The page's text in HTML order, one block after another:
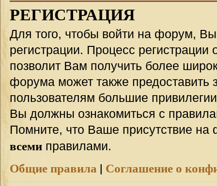
РЕГИСТРАЦИЯ
Для того, чтобы войти на форум,
регистрации. Процесс регистрации
позволит Вам получить более
форума может также предоставить
пользователям большие
Вы должны ознакомиться с
Помните, что Ваше присутствие на
всеми правилами.
Общие правила | Соглашение о